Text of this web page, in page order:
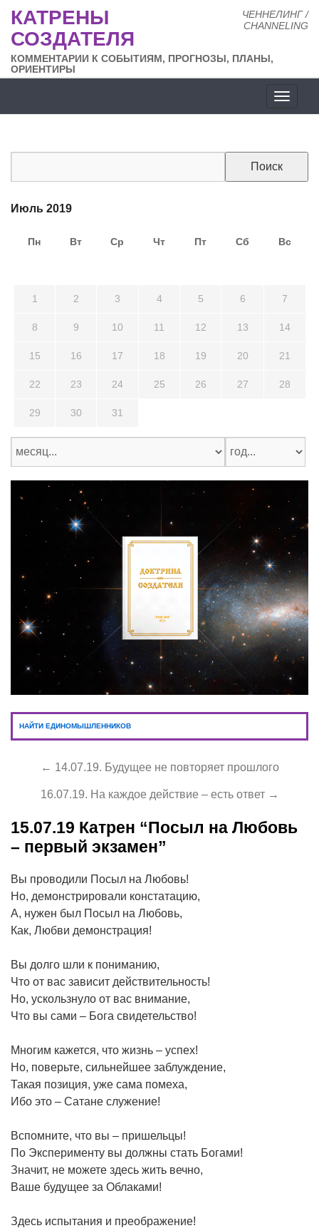
ЧЕННЕЛИНГ /
CHANNELING
КАТРЕНЫ
СОЗДАТЕЛЯ
КОММЕНТАРИИ К СОБЫТИЯМ, ПРОГНОЗЫ, ПЛАНЫ,
ОРИЕНТИРЫ
сайта
Июль 2019
Пн Вт Ср Чт Пт Сб Вс
1 2 3 4 5 6 7
8 9 10 11 12 13 14
15 16 17 18 19 20 21
22 23 24 25 26 27 28
29 30 31
НАЙТИ ЕДИНОМЫШЛЕННИКОВ
← 14.07.19. Будущее не повторяет прошлого
16.07.19. На каждое действие – есть ответ →
15.07.19 Катрен “Посыл на Любовь
– первый экзамен”
Вы проводили Посыл на Любовь!
Но, демонстрировали констатацию,
А, нужен был Посыл на Любовь,
Как, Любви демонстрация!
Вы долго шли к пониманию,
Что от вас зависит действительность!
Но, ускользнуло от вас внимание,
Что вы сами – Бога свидетельство!
Многим кажется, что жизнь – успех!
Но, поверьте, сильнейшее заблуждение,
Такая позиция, уже сама помеха,
Ибо это – Сатане служение!
Вспомните, что вы – пришельцы!
По Эксперименту вы должны стать Богами!
Значит, не можете здесь жить вечно,
Ваше будущее за Облаками!
Здесь испытания и преображение!